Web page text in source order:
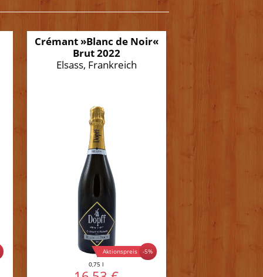
Crémant »Blanc de Noir«
Brut 2022
Elsass, Frankreich
-5%
Aktionspreis
0,75 l